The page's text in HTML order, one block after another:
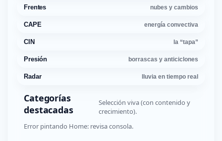
Frentes nubes y cambios
CAPE energía convectiva
CIN la “tapa”
Presión borrascas y anticiclones
Radar lluvia en tiempo real
Categorías
destacadas
Selección viva (con contenido y
crecimiento).
Error pintando Home: revisa consola.